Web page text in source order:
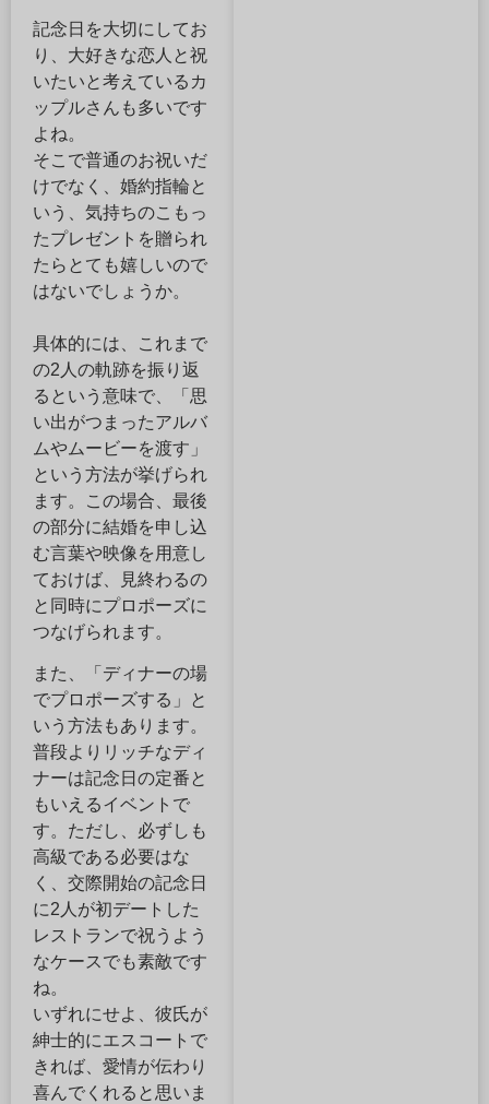
記念日を大切にしてお
り、大好きな恋人と祝
いたいと考えているカ
ップルさんも多いです
よね。
そこで普通のお祝いだ
けでなく、婚約指輪と
いう、気持ちのこもっ
たプレゼントを贈られ
たらとても嬉しいので
はないでしょうか。
具体的には、これまで
の2人の軌跡を振り返
るという意味で、「思
い出がつまったアルバ
ムやムービーを渡す」
という方法が挙げられ
ます。この場合、最後
の部分に結婚を申し込
む言葉や映像を用意し
ておけば、見終わるの
と同時にプロポーズに
つなげられます。
また、「ディナーの場
でプロポーズする」と
いう方法もあります。
普段よりリッチなディ
ナーは記念日の定番と
もいえるイベントで
す。ただし、必ずしも
高級である必要はな
く、交際開始の記念日
に2人が初デートした
レストランで祝うよう
なケースでも素敵です
ね。
いずれにせよ、彼氏が
紳士的にエスコートで
きれば、愛情が伝わり
喜んでくれると思いま